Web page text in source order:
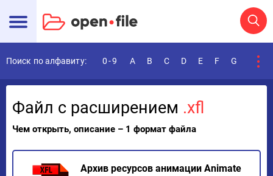
Поиск по алфавиту: 0-9 A B C D E F G
Файл с расширением .xfl
Чем открыть, описание – 1 формат файла
Архив ресурсов анимации Animate